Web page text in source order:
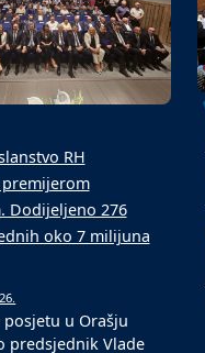
RH
Dodijeljeno 276
oko 7 milijuna
u Orašju
predsjednik Vlade